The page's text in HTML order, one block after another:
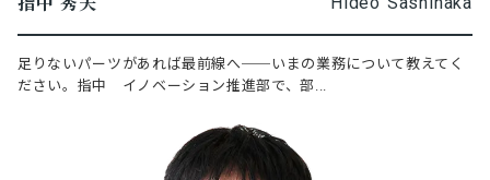
足りないパーツがあれば最前線へ──いまの業務について教えてく
ださい。指中 イノベーション推進部で、部...